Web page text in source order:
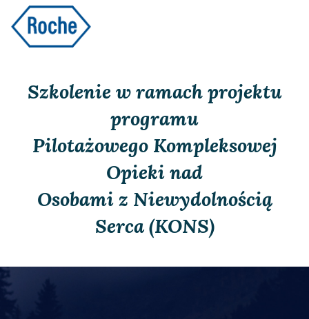
free simple website templates
Szkolenie w ramach projektu
programu
Pilotażowego Kompleksowej
Opieki nad
Osobami z Niewydolnością
Serca (KONS)